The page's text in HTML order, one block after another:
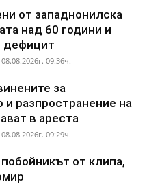
от западнонилска
над 60 години и
дефицит
08.08.2026г. 09:36ч.
за
и разпространение на
в ареста
08.08.2026г. 09:29ч.
от клипа,